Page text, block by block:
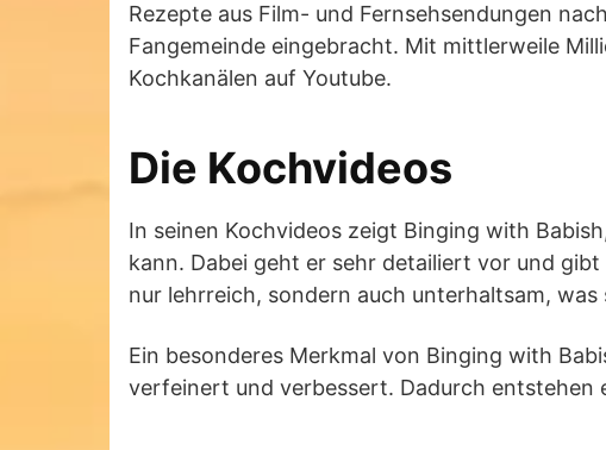
Rezepte aus Film- und Fernsehsendungen
Fangemeinde eingebracht. Mit mittlerweile
Kochkanälen auf Youtube.
Die Kochvideos
In seinen Kochvideos zeigt Binging with
kann. Dabei geht er sehr detailiert vor und
nur lehrreich, sondern auch unterhaltsam, was
Ein besonderes Merkmal von Binging with
verfeinert und verbessert. Dadurch entstehen